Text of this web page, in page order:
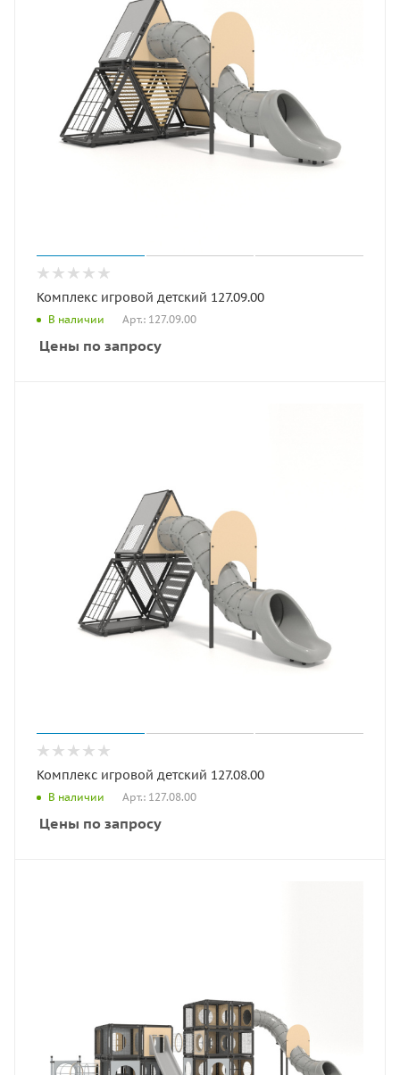
Комплекс игровой детский 127.09.00
В наличии Арт.: 127.09.00
Цены по запросу
Комплекс игровой детский 127.08.00
В наличии Арт.: 127.08.00
Цены по запросу